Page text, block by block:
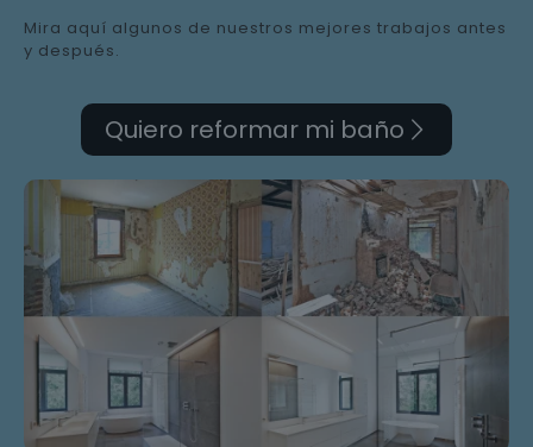
Mira aquí algunos de nuestros mejores trabajos antes
y después.
Quiero reformar mi baño